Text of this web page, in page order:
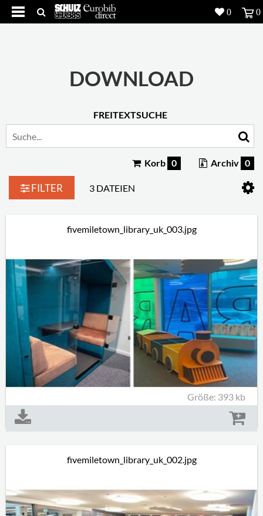
Download
7
Kontakt
DOWNLOAD
FREITEXTSUCHE
Korb 0 Archiv 0
FILTER 3 DATEIEN
fivemiletown_library_uk_003.jpg
Größe: 393 kb
fivemiletown_library_uk_002.jpg
0 0